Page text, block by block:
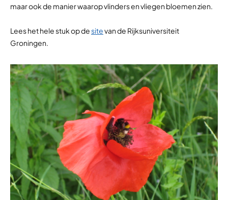
maar ook de manier waarop vlinders en vliegen bloemen zien.
Lees het hele stuk op desitevan de Rijksuniversiteit
Groningen.